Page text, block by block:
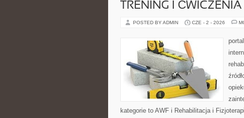
TRENING I ĆWICZENIA
POSTED BY ADMIN CZE - 2 - 2026
kategorie to AWF i Rehabilitacja i